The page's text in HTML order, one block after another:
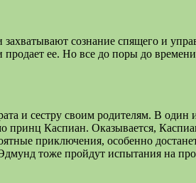
сознание спящего и
ее. Но все до поры до
и сестру своим родителям. В один
принц Каспиан. Оказывается,
приключения, особенно
тоже пройдут испытания на